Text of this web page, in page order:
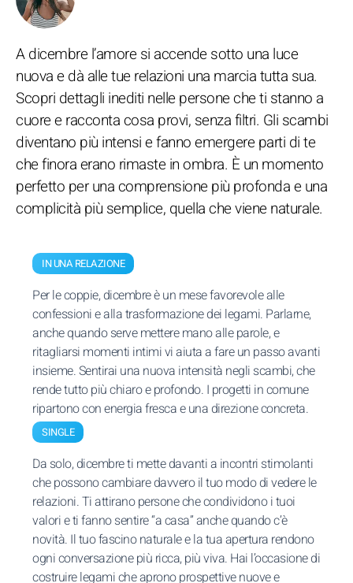
A dicembre l’amore si accende sotto una luce
nuova e dà alle tue relazioni una marcia tutta sua.
Scopri dettagli inediti nelle persone che ti stanno a
cuore e racconta cosa provi, senza filtri. Gli scambi
diventano più intensi e fanno emergere parti di te
che finora erano rimaste in ombra. È un momento
perfetto per una comprensione più profonda e una
complicità più semplice, quella che viene naturale.
IN UNA RELAZIONE
Per le coppie, dicembre è un mese favorevole alle
confessioni e alla trasformazione dei legami. Parlarne,
anche quando serve mettere mano alle parole, e
ritagliarsi momenti intimi vi aiuta a fare un passo avanti
insieme. Sentirai una nuova intensità negli scambi, che
rende tutto più chiaro e profondo. I progetti in comune
ripartono con energia fresca e una direzione concreta.
SINGLE
Da solo, dicembre ti mette davanti a incontri stimolanti
che possono cambiare davvero il tuo modo di vedere le
relazioni. Ti attirano persone che condividono i tuoi
valori e ti fanno sentire “a casa” anche quando c’è
novità. Il tuo fascino naturale e la tua apertura rendono
ogni conversazione più ricca, più viva. Hai l’occasione di
costruire legami che aprono prospettive nuove e